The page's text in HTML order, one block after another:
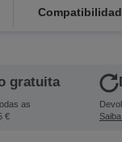
gratuita
as
€